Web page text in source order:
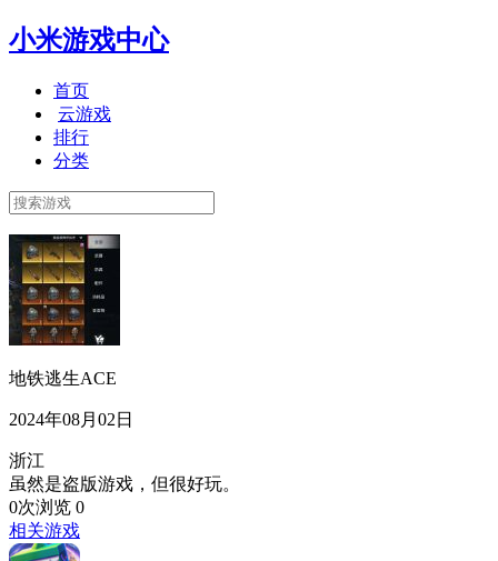
小米游戏中心
首页
云游戏
排行
分类
地铁逃生ACE
2024年08月02日
浙江
虽然是盗版游戏，但很好玩。
0次浏览 0
相关游戏